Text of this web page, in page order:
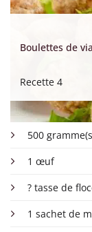
Boulettes de
Recette 4
500
1 œuf
? tasse de
1 sachet de